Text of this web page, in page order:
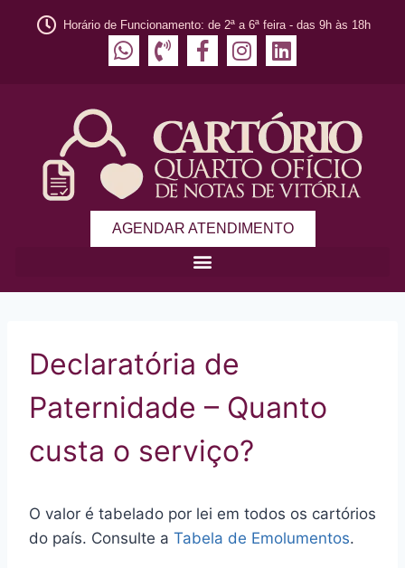
Horário de Funcionamento: de 2ª a 6ª feira - das 9h às 18h
AGENDAR ATENDIMENTO
Declaratória de
Paternidade – Quanto
custa o serviço?
O valor é tabelado por lei em todos os cartórios
do país. Consulte a Tabela de Emolumentos.